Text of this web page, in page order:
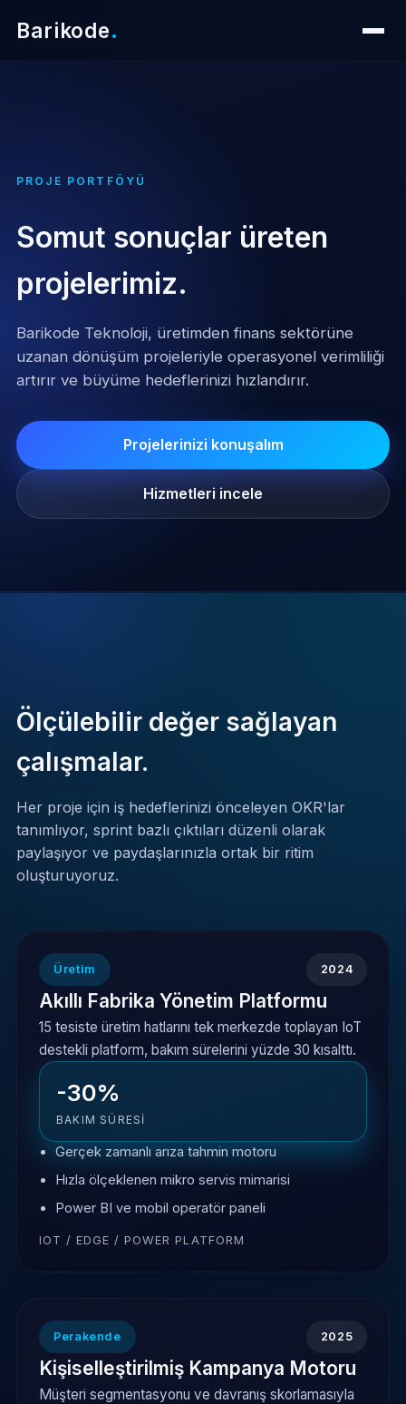
Barikode.
PROJE PORTFÖYÜ
Somut sonuçlar üreten
projelerimiz.
Barikode Teknoloji, üretimden finans sektörüne
uzanan dönüşüm projeleriyle operasyonel verimliliği
artırır ve büyüme hedeflerinizi hızlandırır.
Projelerinizi konuşalım
Hizmetleri incele
Ölçülebilir değer sağlayan
çalışmalar.
Her proje için iş hedeflerinizi önceleyen OKR'lar
tanımlıyor, sprint bazlı çıktıları düzenli olarak
paylaşıyor ve paydaşlarınızla ortak bir ritim
oluşturuyoruz.
Üretim 2024
Akıllı Fabrika Yönetim Platformu
15 tesiste üretim hatlarını tek merkezde toplayan IoT
destekli platform, bakım sürelerini yüzde 30 kısalttı.
-30%
BAKIM SÜRESI
Gerçek zamanlı arıza tahmin motoru
Hızla ölçeklenen mikro servis mimarisi
Power BI ve mobil operatör paneli
IOT / EDGE / POWER PLATFORM
Perakende 2025
Kişiselleştirilmiş Kampanya Motoru
Müşteri segmentasyonu ve davranış skorlamasıyla